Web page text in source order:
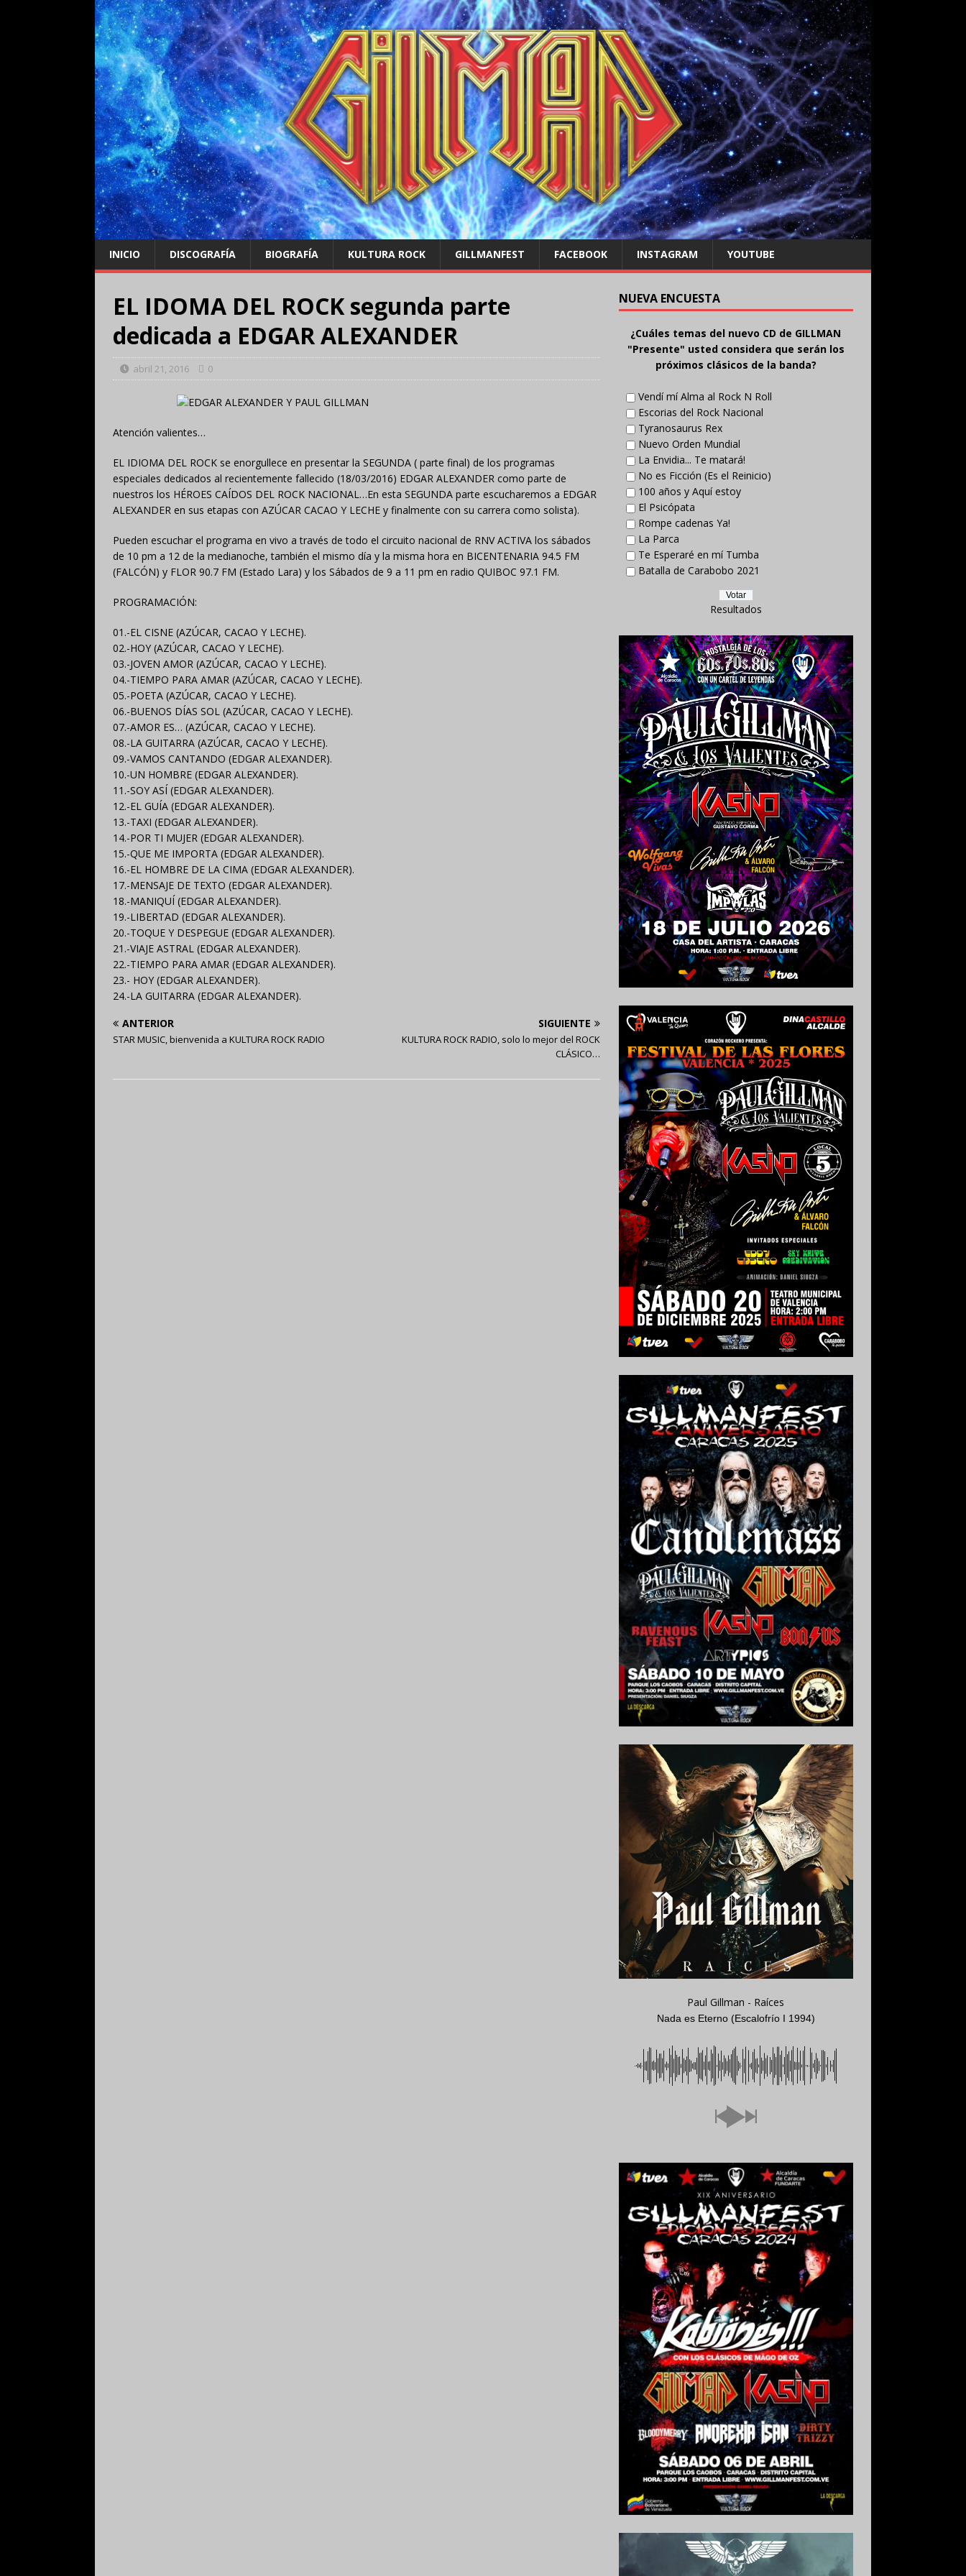
INICIO DISCOGRAFÍA BIOGRAFÍA KULTURA ROCK GILLMANFEST FACEBOOK INSTAGRAM YOUTUBE
EL IDOMA DEL ROCK segunda parte
dedicada a EDGAR ALEXANDER
abril 21, 2016 0
Atención valientes…
EL IDIOMA DEL ROCK se enorgullece en presentar la SEGUNDA ( parte final) de los programas
especiales dedicados al recientemente fallecido (18/03/2016) EDGAR ALEXANDER como parte de
nuestros los HÉROES CAÍDOS DEL ROCK NACIONAL…En esta SEGUNDA parte escucharemos a EDGAR
ALEXANDER en sus etapas con AZÚCAR CACAO Y LECHE y finalmente con su carrera como solista).
Pueden escuchar el programa en vivo a través de todo el circuito nacional de RNV ACTIVA los sábados
de 10 pm a 12 de la medianoche, también el mismo día y la misma hora en BICENTENARIA 94.5 FM
(FALCÓN) y FLOR 90.7 FM (Estado Lara) y los Sábados de 9 a 11 pm en radio QUIBOC 97.1 FM.
PROGRAMACIÓN:
01.-EL CISNE (AZÚCAR, CACAO Y LECHE).
02.-HOY (AZÚCAR, CACAO Y LECHE).
03.-JOVEN AMOR (AZÚCAR, CACAO Y LECHE).
04.-TIEMPO PARA AMAR (AZÚCAR, CACAO Y LECHE).
05.-POETA (AZÚCAR, CACAO Y LECHE).
06.-BUENOS DÍAS SOL (AZÚCAR, CACAO Y LECHE).
07.-AMOR ES… (AZÚCAR, CACAO Y LECHE).
08.-LA GUITARRA (AZÚCAR, CACAO Y LECHE).
09.-VAMOS CANTANDO (EDGAR ALEXANDER).
10.-UN HOMBRE (EDGAR ALEXANDER).
11.-SOY ASÍ (EDGAR ALEXANDER).
12.-EL GUÍA (EDGAR ALEXANDER).
13.-TAXI (EDGAR ALEXANDER).
14.-POR TI MUJER (EDGAR ALEXANDER).
15.-QUE ME IMPORTA (EDGAR ALEXANDER).
16.-EL HOMBRE DE LA CIMA (EDGAR ALEXANDER).
17.-MENSAJE DE TEXTO (EDGAR ALEXANDER).
18.-MANIQUÍ (EDGAR ALEXANDER).
19.-LIBERTAD (EDGAR ALEXANDER).
20.-TOQUE Y DESPEGUE (EDGAR ALEXANDER).
21.-VIAJE ASTRAL (EDGAR ALEXANDER).
22.-TIEMPO PARA AMAR (EDGAR ALEXANDER).
23.- HOY (EDGAR ALEXANDER).
24.-LA GUITARRA (EDGAR ALEXANDER).
ANTERIOR
STAR MUSIC, bienvenida a KULTURA ROCK RADIO
SIGUIENTE
KULTURA ROCK RADIO, solo lo mejor del ROCK
CLÁSICO…
NUEVA ENCUESTA
¿Cuáles temas del nuevo CD de GILLMAN
"Presente" usted considera que serán los
próximos clásicos de la banda?
Vendí mí Alma al Rock N Roll
Escorias del Rock Nacional
Tyranosaurus Rex
Nuevo Orden Mundial
La Envidia... Te matará!
No es Ficción (Es el Reinicio)
100 años y Aquí estoy
El Psicópata
Rompe cadenas Ya!
La Parca
Te Esperaré en mí Tumba
Batalla de Carabobo 2021
Resultados
Paul Gillman - Raíces
Nada es Eterno (Escalofrío I 1994)